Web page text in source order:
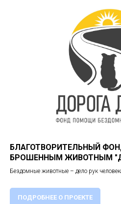
БЛАГОТВОРИТЕЛЬНЫЙ
БРОШЕННЫМ ЖИВОТНЫМ
Бездомные животные – дело рук
ПОДРОБНЕЕ О ПРОЕКТЕ